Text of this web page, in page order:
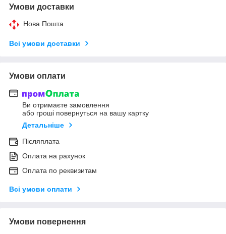
Умови доставки
Нова Пошта
Всі умови доставки
Умови оплати
Ви отримаєте замовлення
або гроші повернуться на вашу картку
Детальніше
Післяплата
Оплата на рахунок
Оплата по реквизитам
Всі умови оплати
Умови повернення